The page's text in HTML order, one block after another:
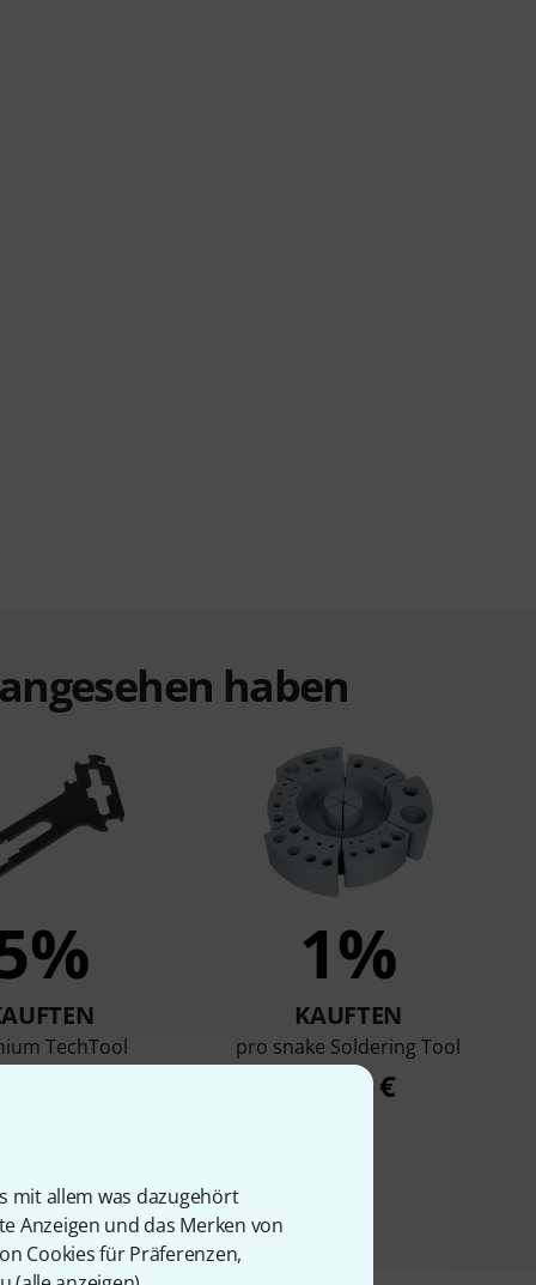
mit allem was dazugehört
Anzeigen und das Merken von
Cookies für Präferenzen,
haben
TechTool
1%
KAUFTEN
pro snake Soldering Tool
19,90 €